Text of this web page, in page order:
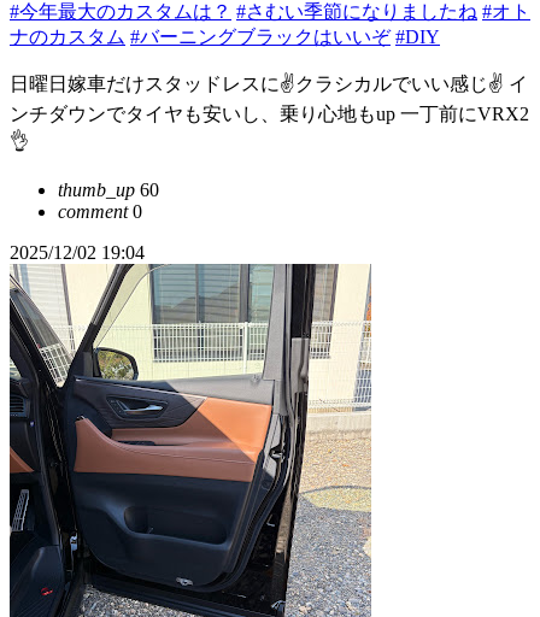
#今年最大のカスタムは？ #さむい季節になりましたね #オト
ナのカスタム #バーニングブラックはいいぞ #DIY
日曜日嫁車だけスタッドレスに✌️クラシカルでいい感じ✌️ イ
ンチダウンでタイヤも安いし、乗り心地もup 一丁前にVRX2
👌
thumb_up 60
comment0
2025/12/02 19:04